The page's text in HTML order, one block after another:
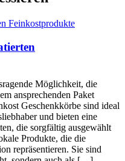
Möglichkeit, die
ansprechenden Paket
Geschenkkörbe sind ideal
und bieten eine
die sorgfältig ausgewählt
Produkte, die die
repräsentieren. Sie sind